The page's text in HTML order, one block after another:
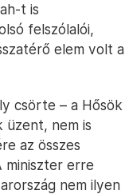
t is
felszólalói,
elem volt a
csörte – a Hősök
üzent, nem is
az összes
miniszter erre
nem ilyen